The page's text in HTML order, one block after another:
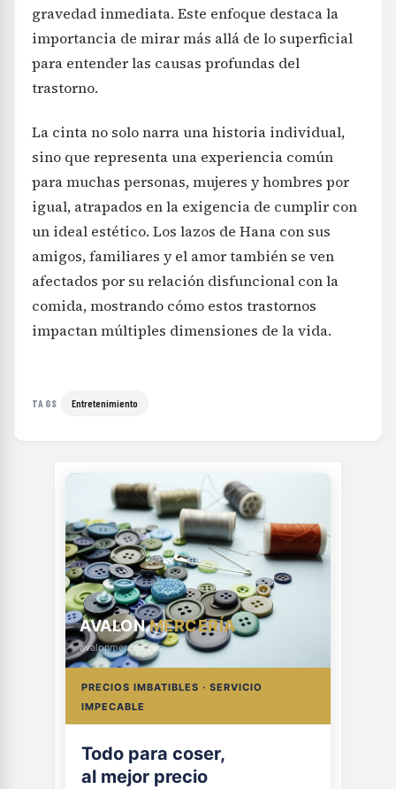
gravedad inmediata. Este enfoque destaca la
importancia de mirar más allá de lo superficial
para entender las causas profundas del
trastorno.
La cinta no solo narra una historia individual,
sino que representa una experiencia común
para muchas personas, mujeres y hombres por
igual, atrapados en la exigencia de cumplir con
un ideal estético. Los lazos de Hana con sus
amigos, familiares y el amor también se ven
afectados por su relación disfuncional con la
comida, mostrando cómo estos trastornos
impactan múltiples dimensiones de la vida.
TAGS Entretenimiento
AVALONMERCERÍA
avalonmerceria.es
PRECIOS IMBATIBLES · SERVICIO
IMPECABLE
Todo para coser,
al mejor precio